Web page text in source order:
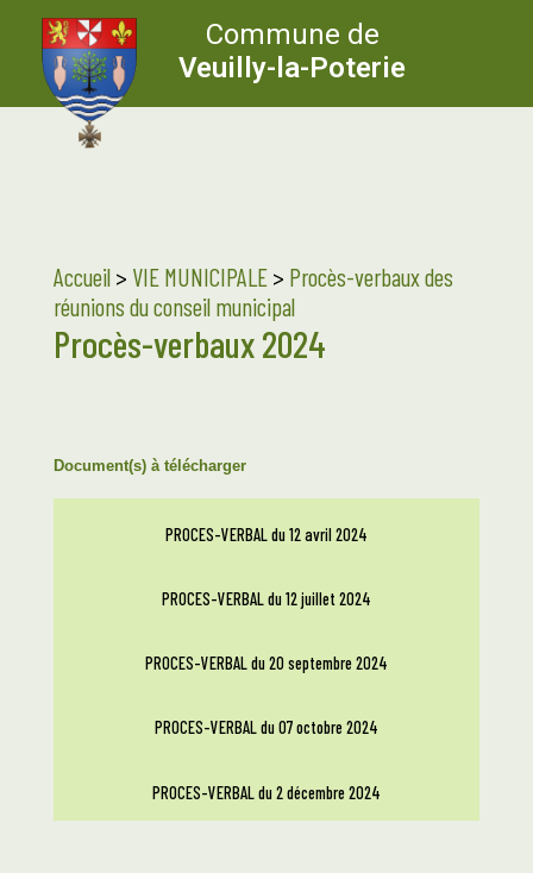
Commune de
Veuilly-la-Poterie
Accueil> VIE MUNICIPALE> Procès-verbaux des
réunions du conseil municipal
Procès-verbaux 2024
Document(s) à télécharger
PROCES-VERBAL du 12 avril 2024
PROCES-VERBAL du 12 juillet 2024
PROCES-VERBAL du 20 septembre 2024
PROCES-VERBAL du 07 octobre 2024
PROCES-VERBAL du 2 décembre 2024